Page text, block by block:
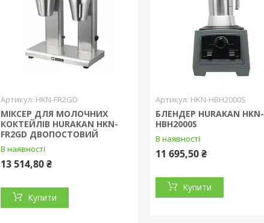
HKN-FR2GD
МІКСЕР ДЛЯ МОЛОЧНИХ
КОКТЕЙЛІВ HURAKAN HKN-
FR2GD ДВОПОСТОВИЙ
В наявності
13 514,80 ₴
Купити
HKN-HBH2000S
БЛЕНДЕР HURAKAN HKN-
HBH2000S
В наявності
11 695,50 ₴
Купити